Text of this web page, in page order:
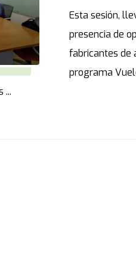
Esta sesión,
presencia de
fabricantes de
programa
...